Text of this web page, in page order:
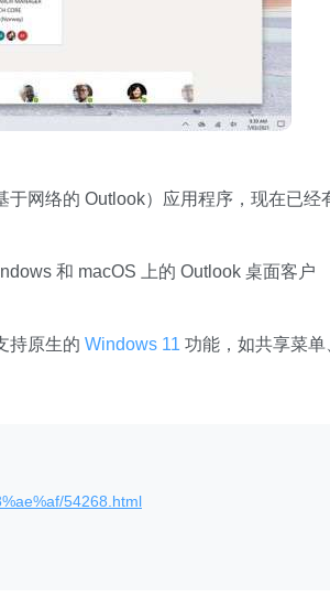
网络的 Outlook）应用程序，现在已经
和 macOS 上的 Outlook 桌面客户
持原生的 Windows 11 功能，如共享菜单
54268.html